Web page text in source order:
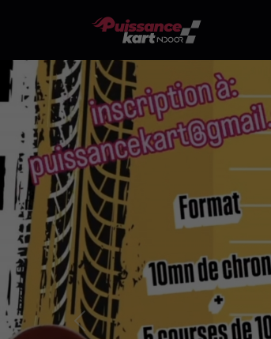
Previous